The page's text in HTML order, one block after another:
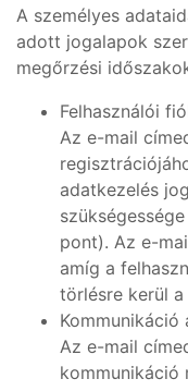
A személyes
adott jogalapok
megőrzési
Felhasználói
Az e-mail
adatkezelés
pont). Az e-
amíg a
törlésre kerül
Az e-mail
kommunikáció